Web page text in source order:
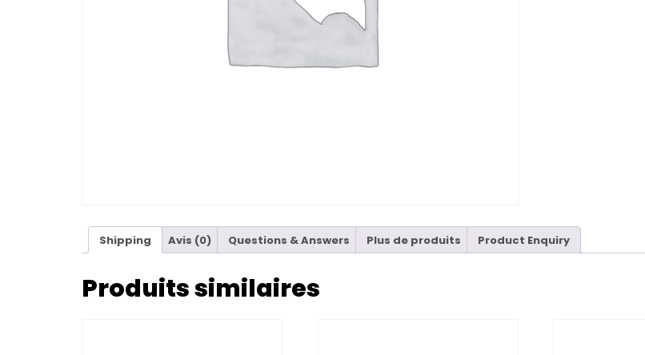
Shipping Avis (0) Questions & Answers Plus de produits Product Enquiry
Produits similaires